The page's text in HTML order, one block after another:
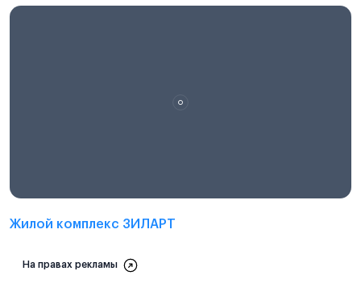
Жилой комплекс ЗИЛАРТ
На правах рекламы